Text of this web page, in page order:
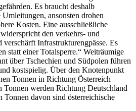
Es braucht deshalb
ansonsten drohen
Kosten. Eine ausschließliche
den verkehrs- und
Infrastrukturengpässe. Es
statt einer Totalsperre.“ Weiträumige
über Tschechien und Südpolen führen
kostspielig. Über den Knotenpunkt
Tonnen in Richtung Österreich
werden Richtung Deutschland
davon sind österreichische